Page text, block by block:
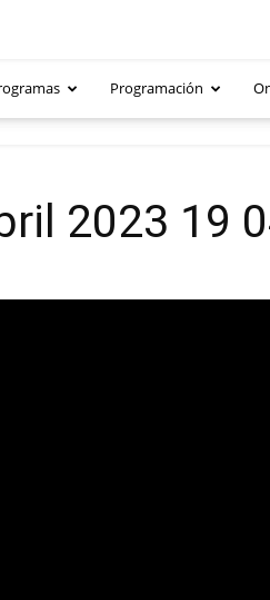
Programación
2023 19